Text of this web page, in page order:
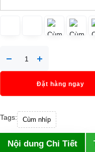
Đặt hàng ngay
Tags: Cùm nhíp
Nội dung Chi Tiết